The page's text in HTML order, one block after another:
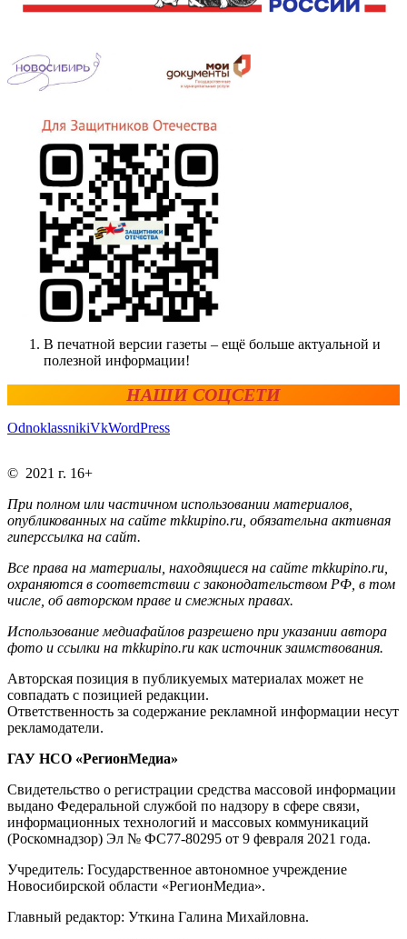
В печатной версии газеты – ещё больше актуальной и
полезной информации!
НАШИ СОЦСЕТИ
OdnoklassnikiVkWordPress
© 2021 г. 16+
При полном или частичном использовании материалов,
опубликованных на сайте mkkupino.ru, обязательна активная
гиперссылка на сайт.
Все права на материалы, находящиеся на сайте mkkupino.ru,
охраняются в соответствии с законодательством РФ, в том
числе, об авторском праве и смежных правах.
Использование медиафайлов разрешено при указании автора
фото и ссылки на mkkupino.ru как источник заимствования.
Авторская позиция в публикуемых материалах может не
совпадать с позицией редакции.
Ответственность за содержание рекламной информации несут
рекламодатели.
ГАУ НСО «РегионМедиа»
Свидетельство о регистрации средства массовой информации
выдано Федеральной службой по надзору в сфере связи,
информационных технологий и массовых коммуникаций
(Роскомнадзор) Эл № ФС77-80295 от 9 февраля 2021 года.
Учредитель: Государственное автономное учреждение
Новосибирской области «РегионМедиа».
Главный редактор: Уткина Галина Михайловна.